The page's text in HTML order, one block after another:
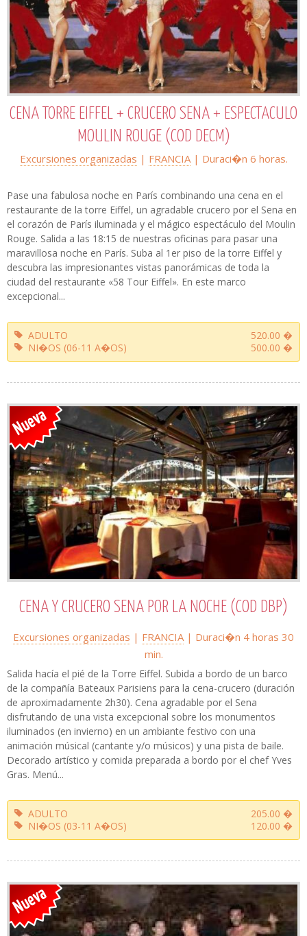
CENA TORRE EIFFEL + CRUCERO SENA + ESPECTACULO
MOULIN ROUGE (COD DECM)
Excursiones organizadas | FRANCIA| Duraci�n 6 horas.
Pase una fabulosa noche en París combinando una cena en el
restaurante de la torre Eiffel, un agradable crucero por el Sena en
el corazón de París iluminada y el mágico espectáculo del Moulin
Rouge. Salida a las 18:15 de nuestras oficinas para pasar una
maravillosa noche en París. Suba al 1er piso de la torre Eiffel y
descubra las impresionantes vistas panorámicas de toda la
ciudad del restaurante «58 Tour Eiffel». En este marco
excepcional...
ADULTO
520.00 �
NI�OS (06-11 A�OS)
500.00 �
CENA Y CRUCERO SENA POR LA NOCHE (COD DBP)
Excursiones organizadas | FRANCIA| Duraci�n 4 horas 30
min.
Salida hacía el pié de la Torre Eiffel. Subida a bordo de un barco
de la compañía Bateaux Parisiens para la cena-crucero (duración
de aproximadamente 2h30). Cena agradable por el Sena
disfrutando de una vista excepcional sobre los monumentos
iluminados (en invierno) en un ambiante festivo con una
animación músical (cantante y/o músicos) y una pista de baile.
Decorado artístico y comida preparada a bordo por el chef Yves
Gras. Menú...
ADULTO
205.00 �
NI�OS (03-11 A�OS)
120.00 �